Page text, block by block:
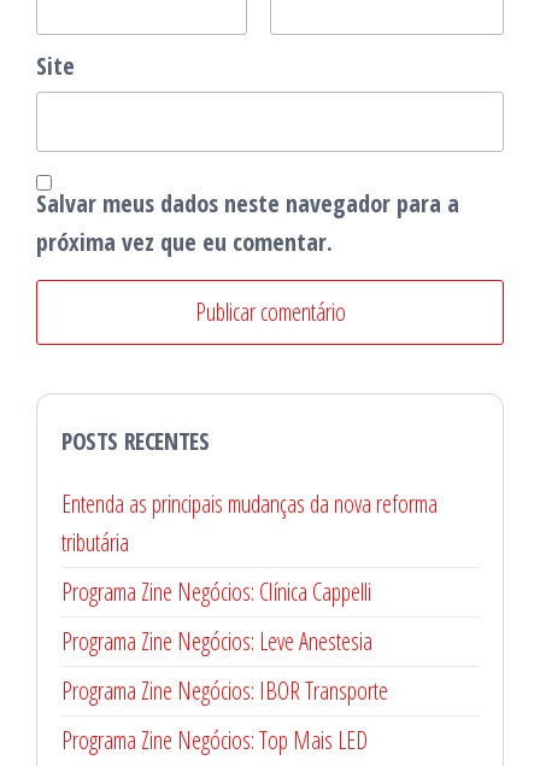
Site
Salvar meus dados neste navegador para a
próxima vez que eu comentar.
POSTS RECENTES
Entenda as principais mudanças da nova reforma
tributária
Programa Zine Negócios: Clínica Cappelli
Programa Zine Negócios: Leve Anestesia
Programa Zine Negócios: IBOR Transporte
Programa Zine Negócios: Top Mais LED